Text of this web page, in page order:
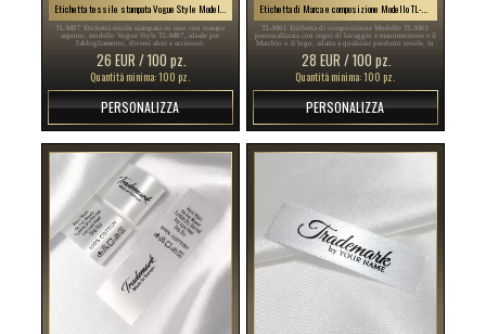
TL-M87 Etichetta tessile stampata su raso con stampa
argento, modello Vogue Style TL-M87, ideale per
l'abbigliamento, diversi abiti e accessori.
26 EUR / 100 pz.
Quantità minima: 100 pz.
PERSONALIZZA
TL-M61 Etichetta di composizione Modello TL-M61
personalizzata con segni di lavaggio e manutenzione e il
Marchio o il logo, adatta a qualsiasi prodotto tessile, in
particolare gli articoli di abbigliamento.
28 EUR / 100 pz.
Quantità minima: 100 pz.
PERSONALIZZA